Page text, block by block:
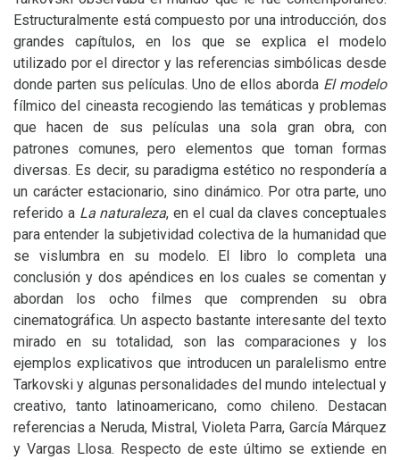
Estructuralmente está compuesto por una introducción, dos
grandes capítulos, en los que se explica el modelo
utilizado por el director y las referencias simbólicas desde
donde parten sus películas. Uno de ellos aborda El modelo
fílmico del cineasta recogiendo las temáticas y problemas
que hacen de sus películas una sola gran obra, con
patrones comunes, pero elementos que toman formas
diversas. Es decir, su paradigma estético no respondería a
un carácter estacionario, sino dinámico. Por otra parte, uno
referido a La naturaleza, en el cual da claves conceptuales
para entender la subjetividad colectiva de la humanidad que
se vislumbra en su modelo. El libro lo completa una
conclusión y dos apéndices en los cuales se comentan y
abordan los ocho filmes que comprenden su obra
cinematográfica. Un aspecto bastante interesante del texto
mirado en su totalidad, son las comparaciones y los
ejemplos explicativos que introducen un paralelismo entre
Tarkovski y algunas personalidades del mundo intelectual y
creativo, tanto latinoamericano, como chileno. Destacan
referencias a Neruda, Mistral, Violeta Parra, García Márquez
y Vargas Llosa. Respecto de este último se extiende en